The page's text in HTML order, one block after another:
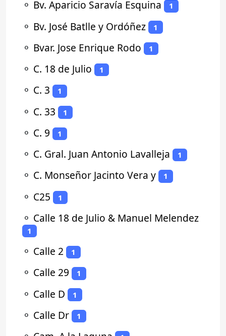
⚬ Bv. Aparicio Saravía Esquina 1
⚬ Bv. José Batlle y Ordóñez 1
⚬ Bvar. Jose Enrique Rodo 1
⚬ C. 18 de Julio 1
⚬ C. 3 1
⚬ C. 33 1
⚬ C. 9 1
⚬ C. Gral. Juan Antonio Lavalleja 1
⚬ C. Monseñor Jacinto Vera y 1
⚬ C25 1
⚬ Calle 18 de Julio & Manuel Melendez
1
⚬ Calle 2 1
⚬ Calle 29 1
⚬ Calle D 1
⚬ Calle Dr 1